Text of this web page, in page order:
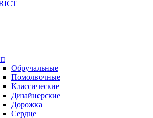
Обручальные
Помолвочные
Классические
Дизайнерские
Дорожка
Сердце